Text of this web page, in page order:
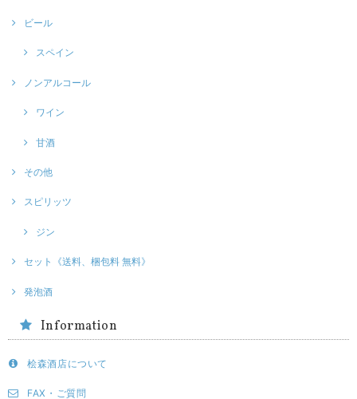
ビール
スペイン
ノンアルコール
ワイン
甘酒
その他
スピリッツ
ジン
セット《送料、梱包料 無料》
発泡酒
Information
桧森酒店について
FAX・ご質問